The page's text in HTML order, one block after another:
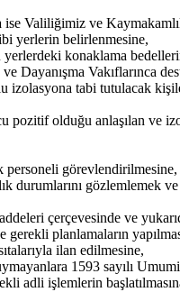
Valiliğimiz ve
yerlerin belirlenmesine,
konaklama
Dayanışma Vakıflarınca
izolasyona tabi tutulacak
pozitif olduğu anlaşılan ve
görevlendirilmesine,
durumlarını gözlemlemek
çerçevesinde ve
yapılması,
ilan edilmesine,
1593 sayılı Umumi
adli işlemlerin